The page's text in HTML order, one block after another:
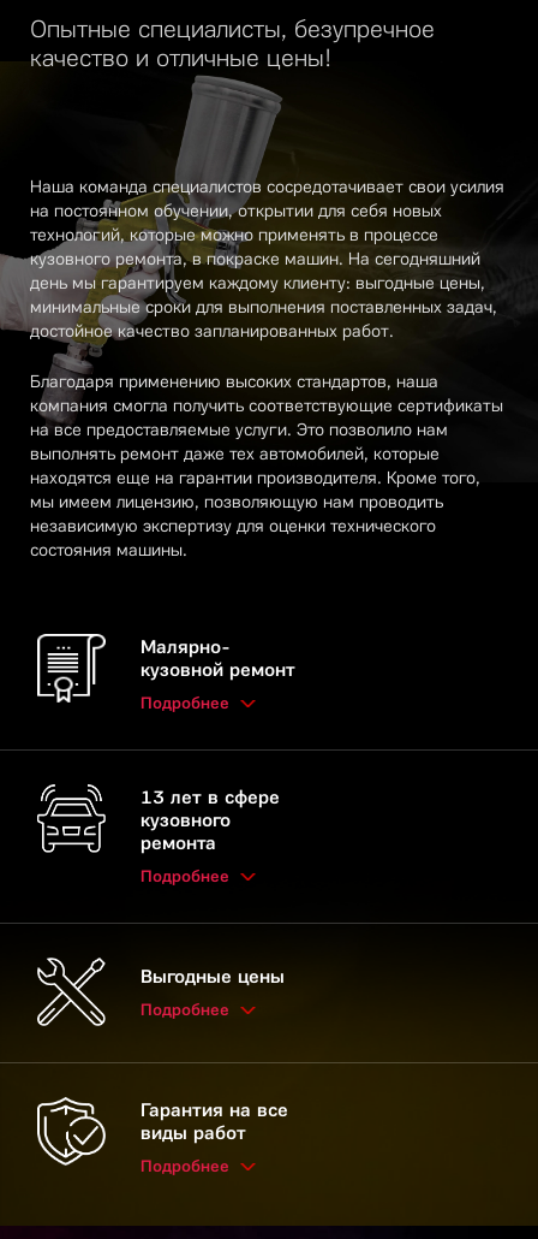
Опытные специалисты, безупречное
качество и отличные цены!
Наша команда специалистов сосредотачивает свои усилия
на постоянном обучении, открытии для себя новых
технологий, которые можно применять в процессе
кузовного ремонта, в покраске машин. На сегодняшний
день мы гарантируем каждому клиенту: выгодные цены,
минимальные сроки для выполнения поставленных задач,
достойное качество запланированных работ.
Благодаря применению высоких стандартов, наша
компания смогла получить соответствующие сертификаты
на все предоставляемые услуги. Это позволило нам
выполнять ремонт даже тех автомобилей, которые
находятся еще на гарантии производителя. Кроме того,
мы имеем лицензию, позволяющую нам проводить
независимую экспертизу для оценки технического
состояния машины.
Малярно-
кузовной ремонт
Подробнее
13 лет в сфере
кузовного
ремонта
Подробнее
Выгодные цены
Подробнее
Гарантия на все
виды работ
Подробнее